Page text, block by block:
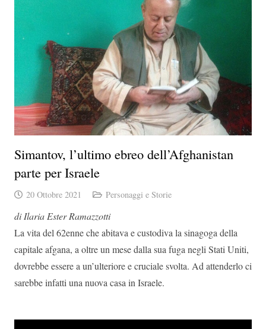
Simantov, l’ultimo ebreo dell’Afghanistan
parte per Israele
20 Ottobre 2021 Personaggi e Storie
di Ilaria Ester Ramazzotti
La vita del 62enne che abitava e custodiva la sinagoga della
capitale afgana, a oltre un mese dalla sua fuga negli Stati Uniti,
dovrebbe essere a un’ulteriore e cruciale svolta. Ad attenderlo ci
sarebbe infatti una nuova casa in Israele.